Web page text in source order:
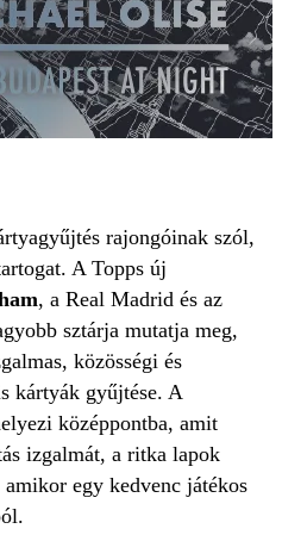
rajongóinak szól,
A Topps új
, a Real Madrid és az
sztárja mutatja meg,
közösségi és
kártyák gyűjtése. A
középpontba, amit
izgalmát, a ritka lapok
egy kedvenc játékos